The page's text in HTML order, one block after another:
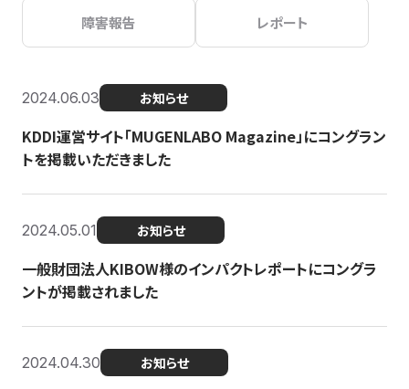
障害報告 レポート
2024.06.03 お知らせ
KDDI運営サイト「MUGENLABO Magazine」にコングラン
トを掲載いただきました
2024.05.01 お知らせ
一般財団法人KIBOW様のインパクトレポートにコングラ
ントが掲載されました
2024.04.30 お知らせ